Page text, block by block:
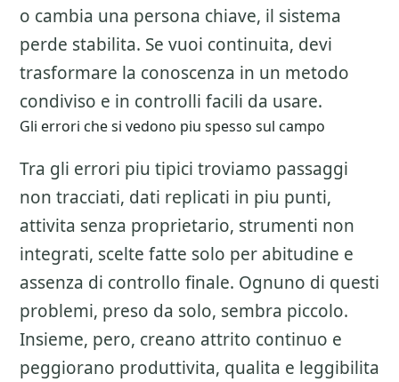
o cambia una persona chiave, il sistema
perde stabilita. Se vuoi continuita, devi
trasformare la conoscenza in un metodo
condiviso e in controlli facili da usare.
Gli errori che si vedono piu spesso sul campo
Tra gli errori piu tipici troviamo passaggi
non tracciati, dati replicati in piu punti,
attivita senza proprietario, strumenti non
integrati, scelte fatte solo per abitudine e
assenza di controllo finale. Ognuno di questi
problemi, preso da solo, sembra piccolo.
Insieme, pero, creano attrito continuo e
peggiorano produttivita, qualita e leggibilita